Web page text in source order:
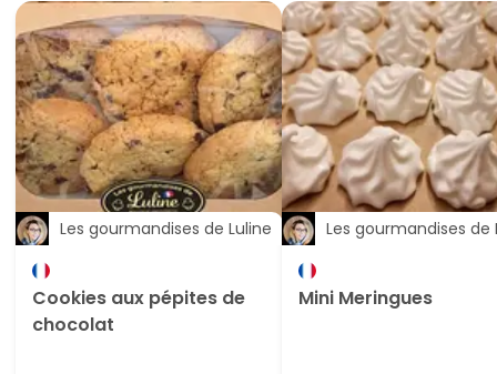
Les gourmandises de Luline
Cookies aux pépites de
chocolat
Les gourmandises de
Mini Meringues